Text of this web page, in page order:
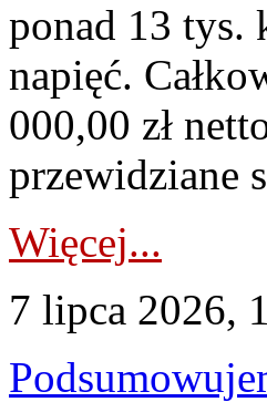
ponad 13 tys.
napięć.
000,00 zł
przewidziane
Więcej...
7 lipca 2026,